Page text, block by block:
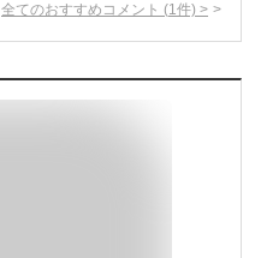
全てのおすすめコメント (1 件) >